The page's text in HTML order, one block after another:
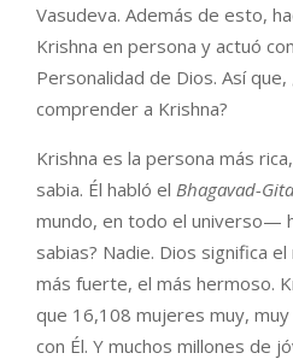
Vasudeva. Además de esto,
Krishna en persona y actuó
Personalidad de Dios. Así
comprender a Krishna?
Krishna es la persona más
sabia. Él habló el Bhagavad-Gita
mundo, en todo el universo—
sabias? Nadie. Dios significa
más fuerte, el más hermoso.
que 16,108 mujeres muy,
con Él. Y muchos millones de